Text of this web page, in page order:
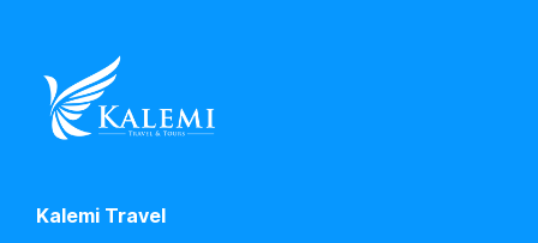
Kalemi Travel